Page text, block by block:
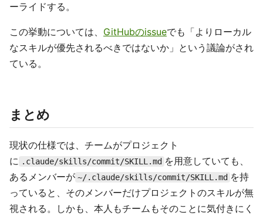
ーライドする。
この挙動については、 GitHubのissueでも「よりローカル
なスキルが優先されるべきではないか」という議論がされ
ている。
まとめ
現状の仕様では、チームがプロジェクト
に .claude/skills/commit/SKILL.md を用意していても、
あるメンバーが ~/.claude/skills/commit/SKILL.md を持
っていると、そのメンバーだけプロジェクトのスキルが無
視される。しかも、本人もチームもそのことに気付きにく